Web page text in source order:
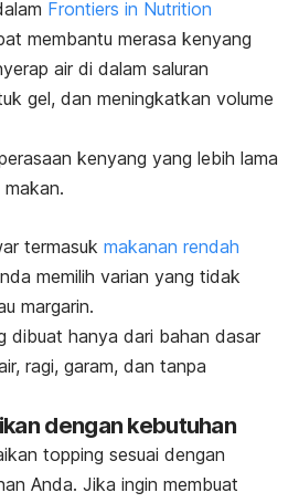
Frontiers in Nutrition
membantu merasa kenyang
air di dalam saluran
gel, dan meningkatkan volume
kenyang yang lebih lama
termasuk makanan rendah
memilih varian yang tidak
margarin.
dibuat hanya dari bahan dasar
ragi, garam, dan tanpa
dengan kebutuhan
topping sesuai dengan
Anda. Jika ingin membuat